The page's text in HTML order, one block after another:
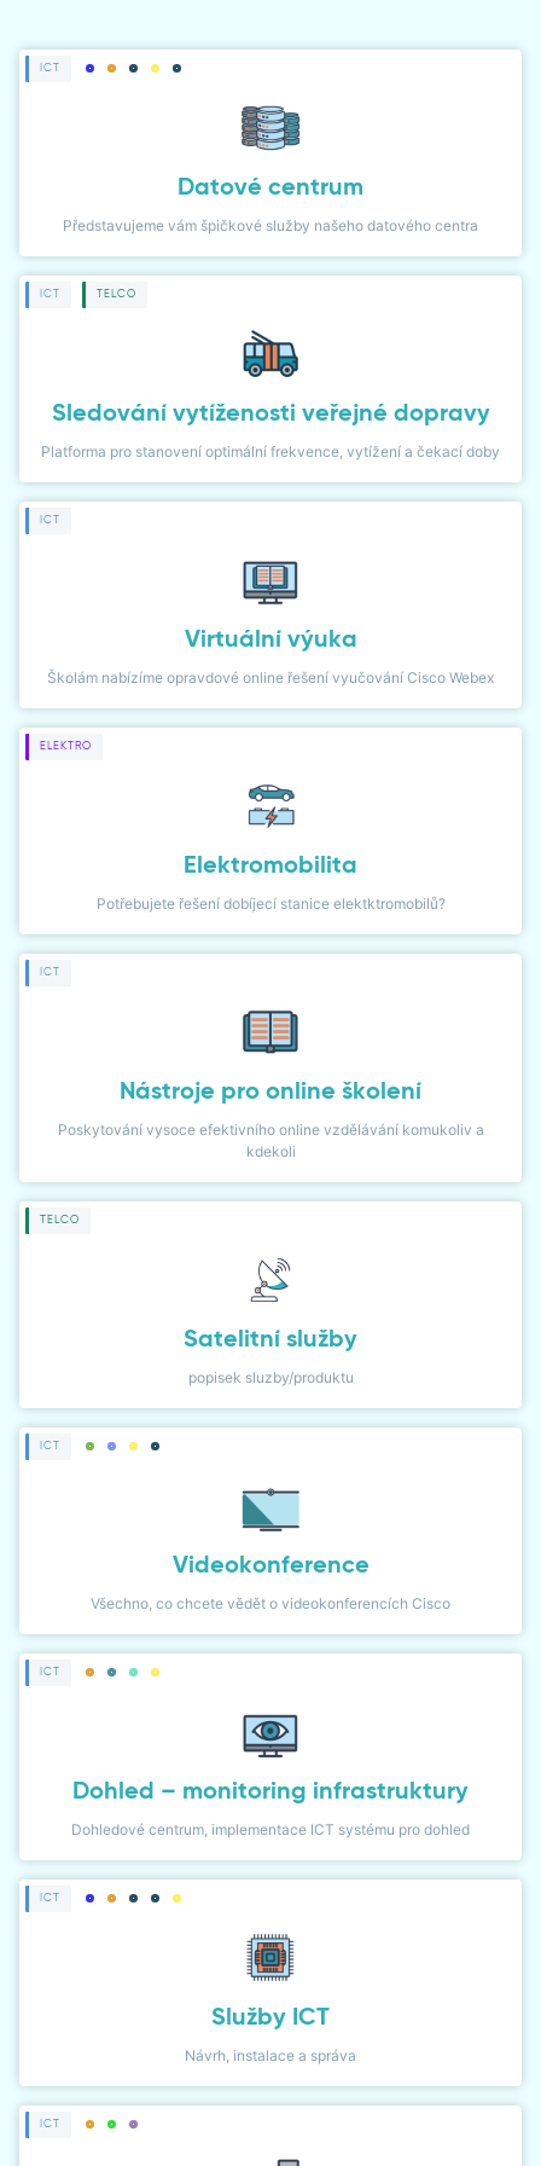
NOVINKY
KONTAKT
KLIENTSKÁ ZÓNA
ICT
Datové centrum
Představujeme vám špičkové služby našeho datového centra
ICT TELCO
Sledování vytíženosti veřejné dopravy
Platforma pro stanovení optimální frekvence, vytížení a čekací doby
ICT
Virtuální výuka
Školám nabízíme opravdové online řešení vyučování Cisco Webex
ELEKTRO
Elektromobilita
Potřebujete řešení dobíjecí stanice elektktromobilů?
ICT
Nástroje pro online školení
Poskytování vysoce efektivního online vzdělávání komukoliv a
kdekoli
TELCO
Satelitní služby
popisek sluzby/produktu
ICT
Videokonference
Všechno, co chcete vědět o videokonferencích Cisco
ICT
Dohled – monitoring infrastruktury
Dohledové centrum, implementace ICT systému pro dohled
ICT
Služby ICT
Návrh, instalace a správa
ICT